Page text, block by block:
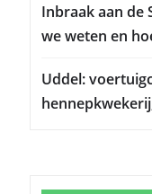
Inbraak aan de
we weten en
Uddel: